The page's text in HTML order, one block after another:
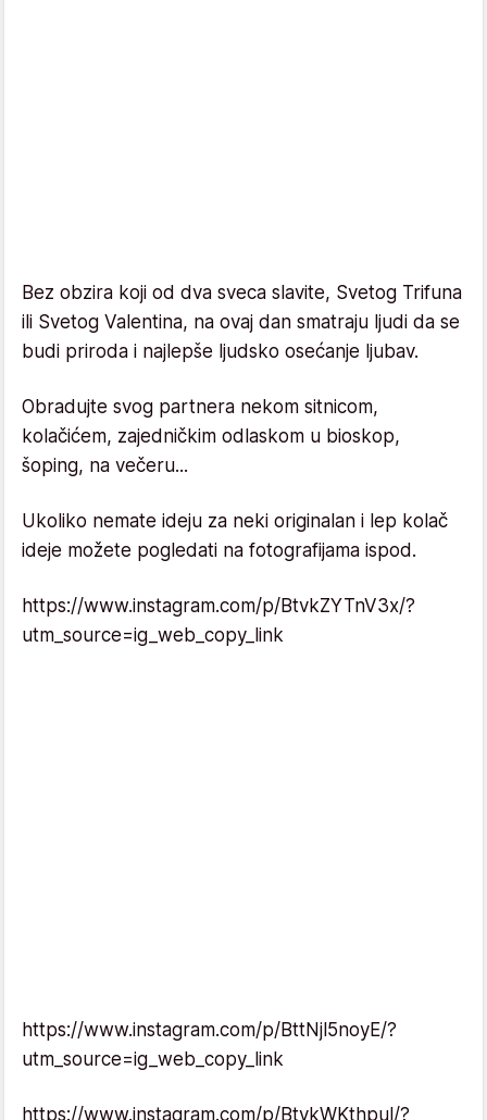
Bez obzira koji od dva sveca slavite, Svetog Trifuna
ili Svetog Valentina, na ovaj dan smatraju ljudi da se
budi priroda i najlepše ljudsko osećanje ljubav.
Obradujte svog partnera nekom sitnicom,
kolačićem, zajedničkim odlaskom u bioskop,
šoping, na večeru...
Ukoliko nemate ideju za neki originalan i lep kolač
ideje možete pogledati na fotografijama ispod.
https://www.instagram.com/p/BtvkZYTnV3x/?
utm_source=ig_web_copy_link
https://www.instagram.com/p/BttNjl5noyE/?
utm_source=ig_web_copy_link
https://www.instagram.com/p/BtvkWKthpul/?